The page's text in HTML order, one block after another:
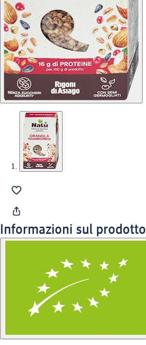
Informazioni sul prodotto